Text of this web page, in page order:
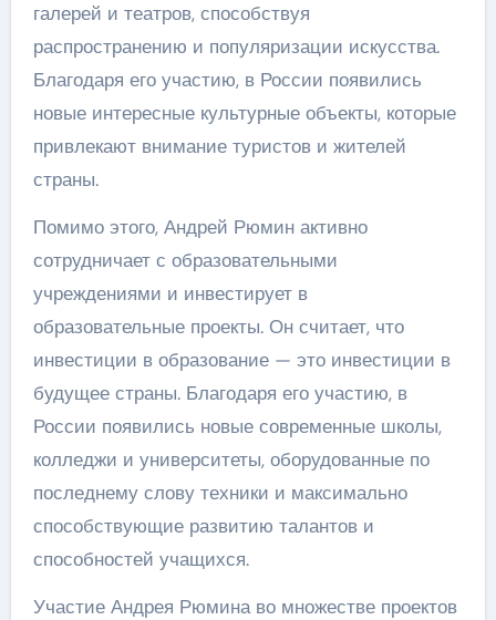
галерей и театров, способствуя
распространению и популяризации искусства.
Благодаря его участию, в России появились
новые интересные культурные объекты, которые
привлекают внимание туристов и жителей
страны.
Помимо этого, Андрей Рюмин активно
сотрудничает с образовательными
учреждениями и инвестирует в
образовательные проекты. Он считает, что
инвестиции в образование — это инвестиции в
будущее страны. Благодаря его участию, в
России появились новые современные школы,
колледжи и университеты, оборудованные по
последнему слову техники и максимально
способствующие развитию талантов и
способностей учащихся.
Участие Андрея Рюмина во множестве проектов